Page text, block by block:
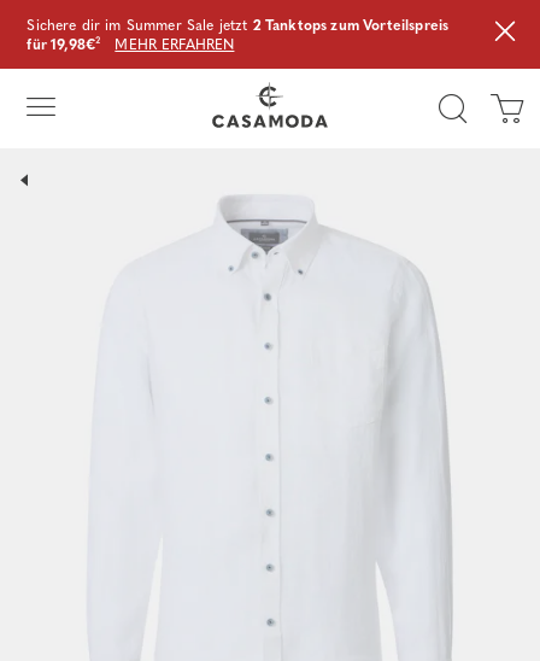
Sichere dir im Summer Sale jetzt 2 Tanktops zum Vorteilspreis
für 19,98€² MEHR ERFAHREN